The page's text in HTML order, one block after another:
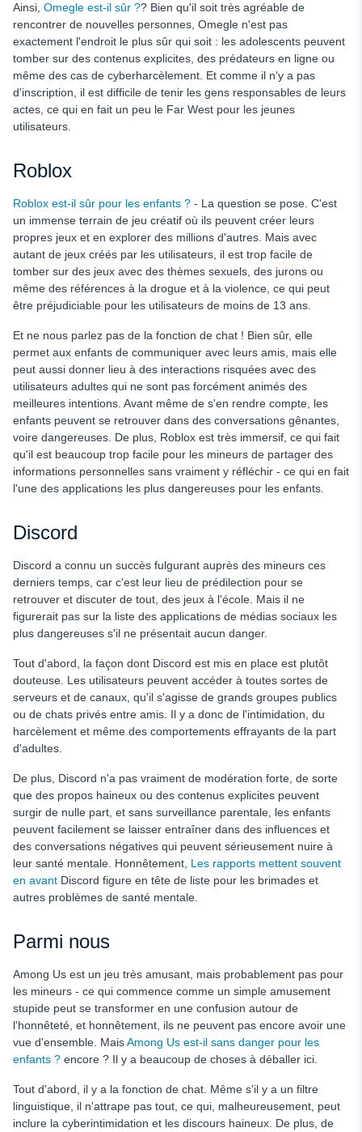
Ainsi, Omegle est-il sûr ?? Bien qu'il soit très agréable de
rencontrer de nouvelles personnes, Omegle n'est pas
exactement l'endroit le plus sûr qui soit : les adolescents peuvent
tomber sur des contenus explicites, des prédateurs en ligne ou
même des cas de cyberharcèlement. Et comme il n'y a pas
d'inscription, il est difficile de tenir les gens responsables de leurs
actes, ce qui en fait un peu le Far West pour les jeunes
utilisateurs.
Roblox
Roblox est-il sûr pour les enfants ? - La question se pose. C'est
un immense terrain de jeu créatif où ils peuvent créer leurs
propres jeux et en explorer des millions d'autres. Mais avec
autant de jeux créés par les utilisateurs, il est trop facile de
tomber sur des jeux avec des thèmes sexuels, des jurons ou
même des références à la drogue et à la violence, ce qui peut
être préjudiciable pour les utilisateurs de moins de 13 ans.
Et ne nous parlez pas de la fonction de chat ! Bien sûr, elle
permet aux enfants de communiquer avec leurs amis, mais elle
peut aussi donner lieu à des interactions risquées avec des
utilisateurs adultes qui ne sont pas forcément animés des
meilleures intentions. Avant même de s'en rendre compte, les
enfants peuvent se retrouver dans des conversations gênantes,
voire dangereuses. De plus, Roblox est très immersif, ce qui fait
qu'il est beaucoup trop facile pour les mineurs de partager des
informations personnelles sans vraiment y réfléchir - ce qui en fait
l'une des applications les plus dangereuses pour les enfants.
Discord
Discord a connu un succès fulgurant auprès des mineurs ces
derniers temps, car c'est leur lieu de prédilection pour se
retrouver et discuter de tout, des jeux à l'école. Mais il ne
figurerait pas sur la liste des applications de médias sociaux les
plus dangereuses s'il ne présentait aucun danger.
Tout d'abord, la façon dont Discord est mis en place est plutôt
douteuse. Les utilisateurs peuvent accéder à toutes sortes de
serveurs et de canaux, qu'il s'agisse de grands groupes publics
ou de chats privés entre amis. Il y a donc de l'intimidation, du
harcèlement et même des comportements effrayants de la part
d'adultes.
De plus, Discord n'a pas vraiment de modération forte, de sorte
que des propos haineux ou des contenus explicites peuvent
surgir de nulle part, et sans surveillance parentale, les enfants
peuvent facilement se laisser entraîner dans des influences et
des conversations négatives qui peuvent sérieusement nuire à
leur santé mentale. Honnêtement, Les rapports mettent souvent
en avant Discord figure en tête de liste pour les brimades et
autres problèmes de santé mentale.
Parmi nous
Among Us est un jeu très amusant, mais probablement pas pour
les mineurs - ce qui commence comme un simple amusement
stupide peut se transformer en une confusion autour de
l'honnêteté, et honnêtement, ils ne peuvent pas encore avoir une
vue d'ensemble. MaisAmong Us est-il sans danger pour les
enfants ? encore ? Il y a beaucoup de choses à déballer ici.
Tout d'abord, il y a la fonction de chat. Même s'il y a un filtre
linguistique, il n'attrape pas tout, ce qui, malheureusement, peut
inclure la cyberintimidation et les discours haineux. De plus, de